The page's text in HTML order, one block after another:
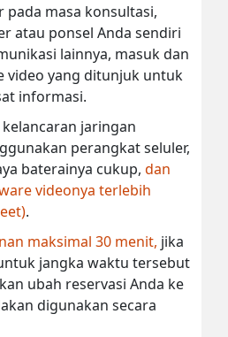
pada masa konsultasi,
atau ponsel Anda sendiri
lainnya, masuk dan
video yang ditunjuk untuk
informasi.
jaringan
perangkat seluler,
baterainya cukup, dan
videonya terlebih
.
maksimal 30 menit, jika
jangka waktu tersebut
ubah reservasi Anda ke
digunakan secara